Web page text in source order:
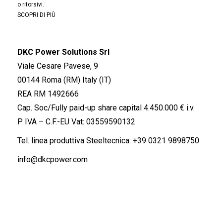
o ritorsivi.
SCOPRI DI PIÙ
DKC Power Solutions Srl
Viale Cesare Pavese, 9
00144 Roma (RM) Italy (IT)
REA RM 1492666
Cap. Soc/Fully paid-up share capital 4.450.000 € i.v.
P. IVA – C.F.-EU Vat: 03559590132
Tel. linea produttiva Steeltecnica: +39 0321 9898750
info@dkcpower.com